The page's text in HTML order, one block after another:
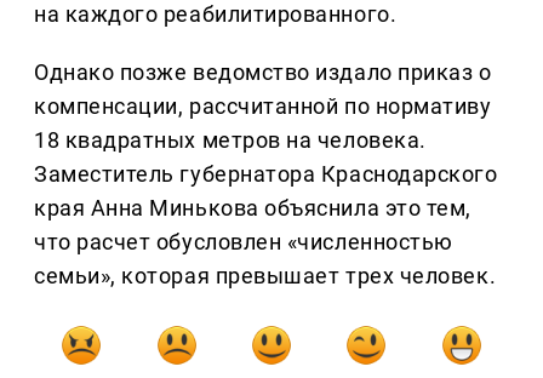
на каждого реабилитированного.
Однако позже ведомство издало приказ о
компенсации, рассчитанной по нормативу
18 квадратных метров на человека.
Заместитель губернатора Краснодарского
края Анна Минькова объяснила это тем,
что расчет обусловлен «численностью
семьи», которая превышает трех человек.